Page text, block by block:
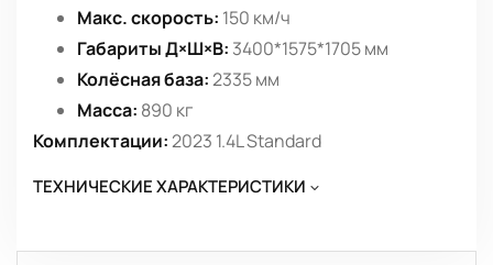
Макс. скорость: 150 км/ч
Габариты Д×Ш×В: 3400*1575*1705 мм
Колёсная база:2335 мм
Масса: 890 кг
Комплектации:2023 1.4L Standard
ТЕХНИЧЕСКИЕ ХАРАКТЕРИСТИКИ